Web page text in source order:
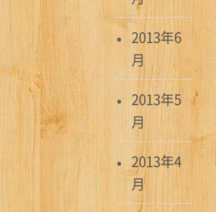
2013年6
月
2013年5
月
2013年4
月